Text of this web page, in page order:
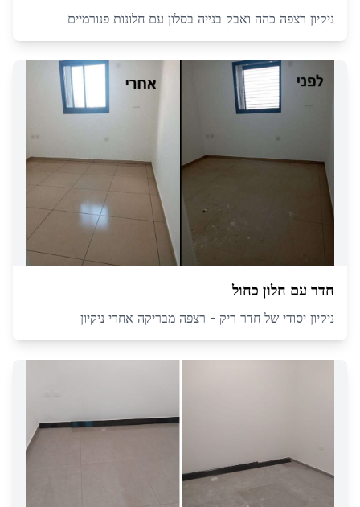
ניקיון רצפה כהה ואבק בנייה בסלון עם חלונות פנורמיים
חדר עם חלון כחול
ניקיון יסודי של חדר ריק - רצפה מבריקה אחרי ניקיון